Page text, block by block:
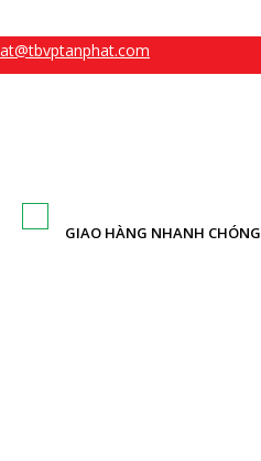
GIAO HÀNG NHANH CHÓNG